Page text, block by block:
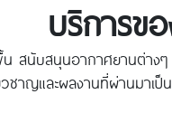
บริการขอ
นับสนุนอากาศยานต่างๆ
าญและผลงานที่ผ่านมาเป็